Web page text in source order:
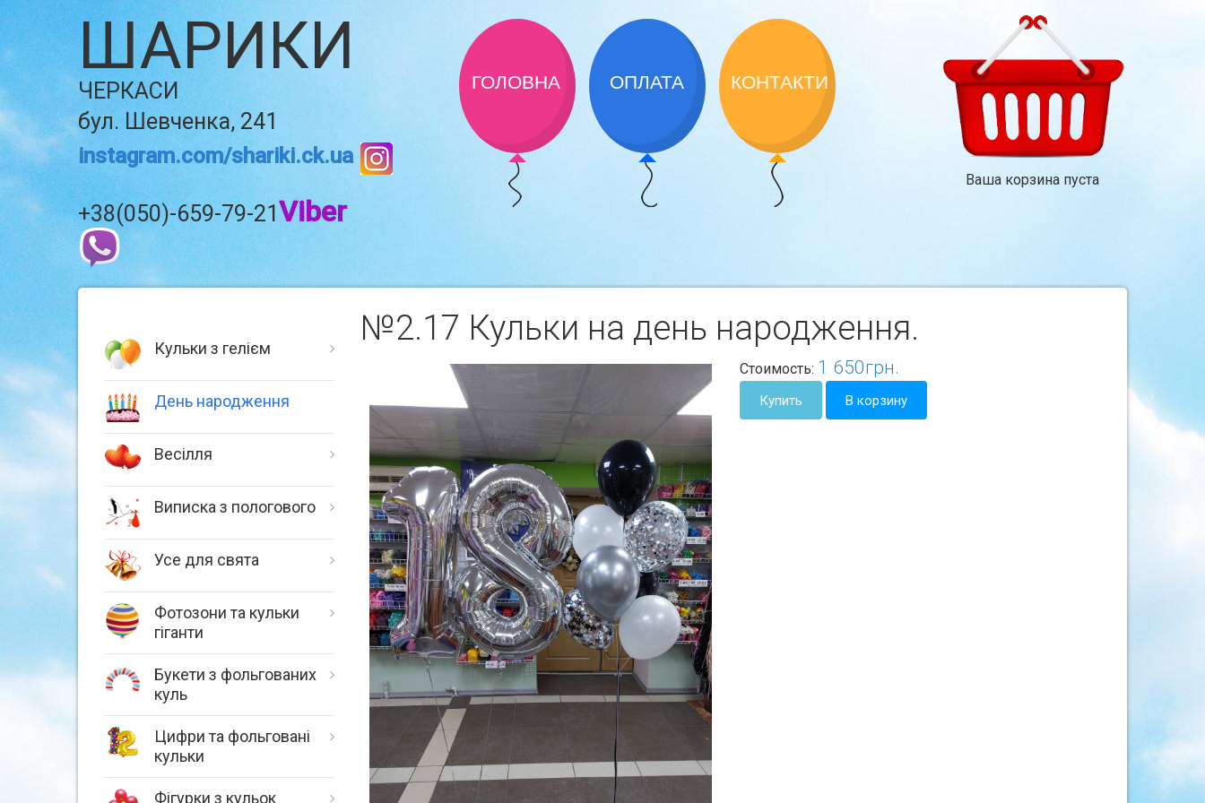
ШАРИКИ
ЧЕРКАСИ
бул. Шевченка, 241
instagram.com/shariki.ck.ua
+38(050)-659-79-21Viber
ГОЛОВНА ОПЛАТА КОНТАКТИ
Ваша корзина пуста
Кульки з гелієм
День народження
Весілля
Виписка з пологового
Усе для свята
Фотозони та кульки
гіганти
Букети з фольгованих
куль
Цифри та фольговані
кульки
Фігурки з кульок
№2.17 Кульки на день народження.
Стоимость: 1 650грн.
Купить В корзину